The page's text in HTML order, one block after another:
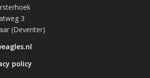
3
(Deventer)
policy